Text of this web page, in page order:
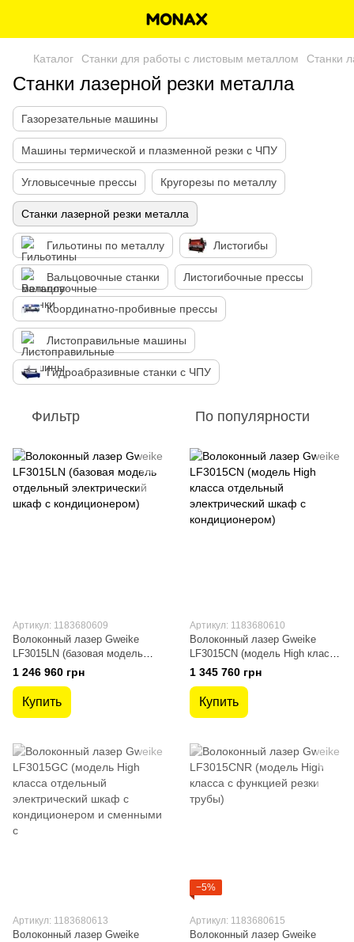
Каталог Станки для работы с листовым металлом Станки
Станки лазерной резки металла
Газорезательные машины
Машины термической и плазменной резки с ЧПУ
Угловысечные прессы Кругорезы по металлу
Станки лазерной резки металла
Гильотины по металлу Листогибы
Вальцовочные станки Листогибочные прессы
Координатно-пробивные прессы
Листоправильные машины
Гидроабразивные станки с ЧПУ
Фильтр По популярности
Артикул: 1183680609
Волоконный лазер Gweike
LF3015LN (базовая модель
отдельный электрический
шкаф с кондиционером)
1 246 960 грн
Купить
Артикул: 1183680610
Волоконный лазер Gweike
LF3015CN (модель High класса
отдельный электрический
шкаф с кондиционером)
1 345 760 грн
Купить
Артикул: 1183680613
Волоконный лазер Gweike
−5%
Артикул: 1183680615
Волоконный лазер Gweike